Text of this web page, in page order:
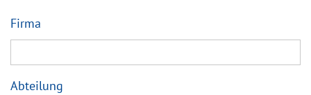
Firma
Abteilung